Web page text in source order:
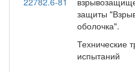
защиты
оболочка".
Технические
испытаний